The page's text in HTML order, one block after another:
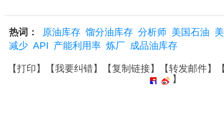
热词： 原油库存 馏分油库存 分析师 美国石油
减少 API 产能利用率 炼厂 成品油库存
【打印】【我要纠错】【复制链接】【转发邮件】
】